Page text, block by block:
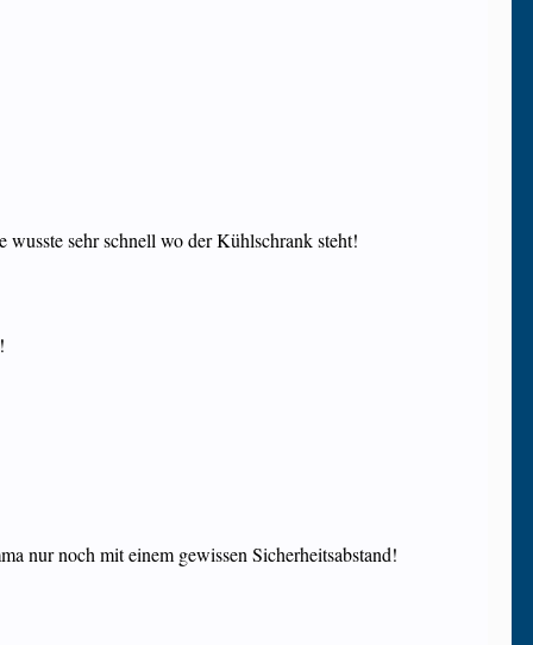
sehr schnell wo der Kühlschrank steht!
nur noch mit einem gewissen Sicherheitsabstand!